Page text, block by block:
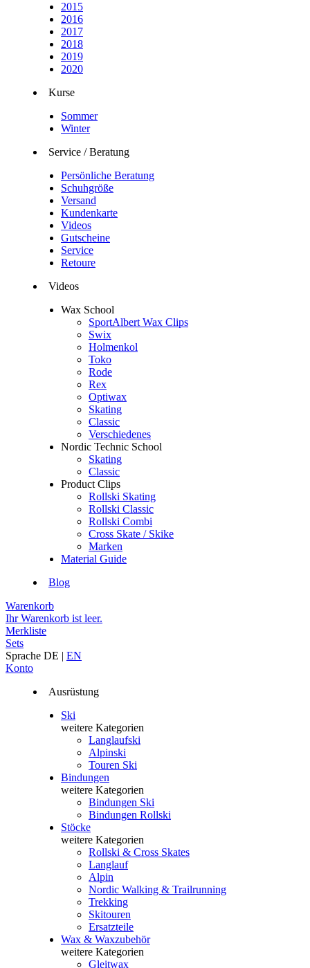
2015
2016
2017
2018
2019
2020
Kurse
Sommer
Winter
Service / Beratung
Persönliche Beratung
Schuhgröße
Versand
Kundenkarte
Videos
Gutscheine
Service
Retoure
Videos
Wax School
SportAlbert Wax Clips
Swix
Holmenkol
Toko
Rode
Rex
Optiwax
Skating
Classic
Verschiedenes
Nordic Technic School
Skating
Classic
Product Clips
Rollski Skating
Rollski Classic
Rollski Combi
Cross Skate / Skike
Marken
Material Guide
Blog
Warenkorb
Ihr Warenkorb ist leer.
Merkliste
Sets
Sprache DE | EN
Konto
Ausrüstung
Ski
weitere Kategorien
Langlaufski
Alpinski
Touren Ski
Bindungen
weitere Kategorien
Bindungen Ski
Bindungen Rollski
Stöcke
weitere Kategorien
Rollski & Cross Skates
Langlauf
Alpin
Nordic Walking & Trailrunning
Trekking
Skitouren
Ersatzteile
Wax & Waxzubehör
weitere Kategorien
Gleitwax